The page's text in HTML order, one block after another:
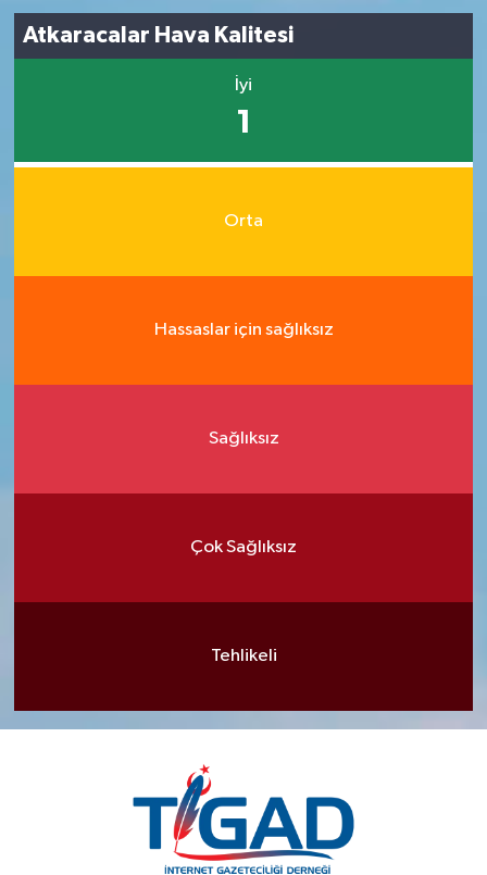
Atkaracalar Hava Kalitesi
İyi
1
Orta
Hassaslar için sağlıksız
Sağlıksız
Çok Sağlıksız
Tehlikeli